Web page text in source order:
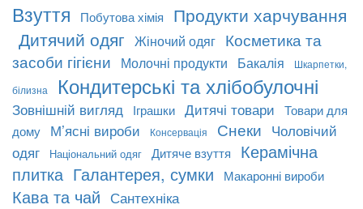
Взуття Побутова хімія
Продукти харчування
Дитячий одяг Жіночий одяг Косметика та
засоби гігієни
Молочні продукти Бакалія
Шкарпетки,
білизна
Кондитерські та хлібобулочні
Зовнішній вигляд Іграшки Дитячі товари
Товари для
дому
М’ясні вироби Консервація Снеки Чоловічий
одяг
Національний одяг Дитяче взуття
Керамічна
плитка Галантерея, сумки Макаронні вироби
Кава та чай Сантехніка